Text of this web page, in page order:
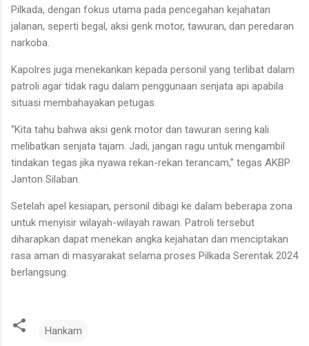
Pilkada, dengan fokus utama pada pencegahan kejahatan
jalanan, seperti begal, aksi genk motor, tawuran, dan peredaran
narkoba.
Kapolres juga menekankan kepada personil yang terlibat dalam
patroli agar tidak ragu dalam penggunaan senjata api apabila
situasi membahayakan petugas.
“Kita tahu bahwa aksi genk motor dan tawuran sering kali
melibatkan senjata tajam. Jadi, jangan ragu untuk mengambil
tindakan tegas jika nyawa rekan-rekan terancam,” tegas AKBP
Janton Silaban.
Setelah apel kesiapan, personil dibagi ke dalam beberapa zona
untuk menyisir wilayah-wilayah rawan. Patroli tersebut
diharapkan dapat menekan angka kejahatan dan menciptakan
rasa aman di masyarakat selama proses Pilkada Serentak 2024
berlangsung.
Hankam